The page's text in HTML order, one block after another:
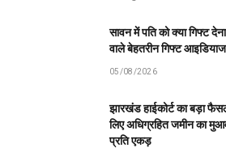
सावन में पति को क्या गिफ्ट
वाले बेहतरीन गिफ्ट आइडियाज
05/08/2026
झारखंड हाईकोर्ट का बड़ा
लिए अधिग्रहित जमीन का
प्रति एकड़